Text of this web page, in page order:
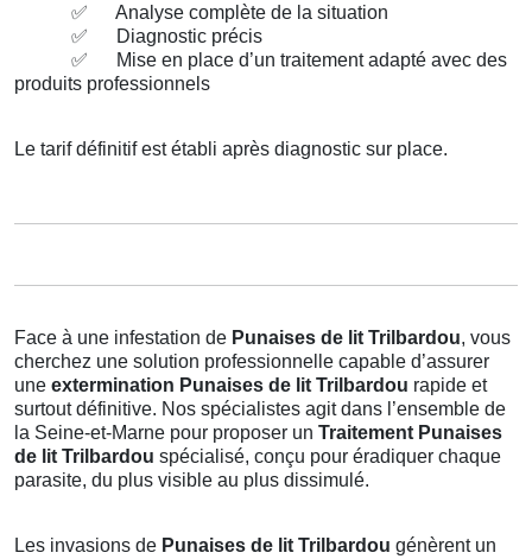
✅
Analyse complète de la situation
✅
Diagnostic précis
✅
Mise en place d’un traitement adapté avec des
produits professionnels
Le tarif définitif est établi après diagnostic sur place.
Face à une infestation de Punaises de lit Trilbardou, vous
cherchez une solution professionnelle capable d’assurer
une extermination Punaises de lit Trilbardou rapide et
surtout définitive. Nos spécialistes agit dans l’ensemble de
la Seine-et-Marne pour proposer un Traitement Punaises
de lit Trilbardou spécialisé, conçu pour éradiquer chaque
parasite, du plus visible au plus dissimulé.
Les invasions de Punaises de lit Trilbardou génèrent un